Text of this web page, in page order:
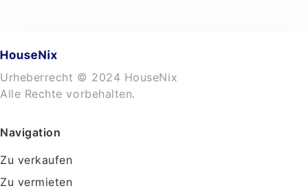
Urheberrecht © 2024 HouseNix
Alle Rechte vorbehalten.
Navigation
Zu verkaufen
Zu vermieten